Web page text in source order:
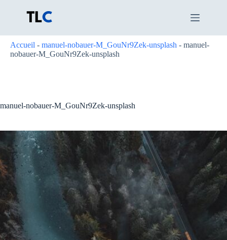
Accueil - manuel-nobauer-M_GouNr9Zek-unsplash - manuel-
nobauer-M_GouNr9Zek-unsplash
manuel-nobauer-M_GouNr9Zek-unsplash